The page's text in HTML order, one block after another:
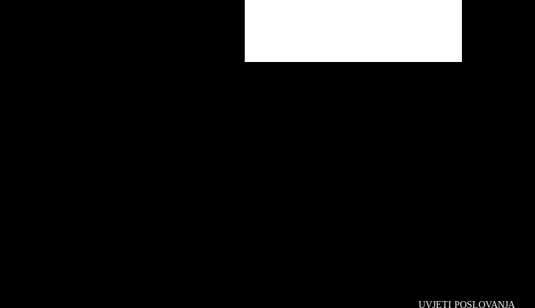
UVJETI POSLOVANJA